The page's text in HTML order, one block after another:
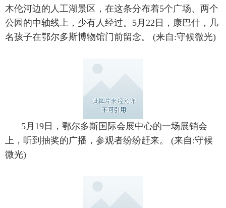
木伦河边的人工湖景区，在这条分布着5个广场、两个
公园的中轴线上，少有人经过。5月22日，康巴什，几
名孩子在鄂尔多斯博物馆门前留念。 (来自:守候微光)
5月19日，鄂尔多斯国际会展中心的一场展销会
上，听到抽奖的广播，参观者纷纷赶来。 (来自:守候
微光)